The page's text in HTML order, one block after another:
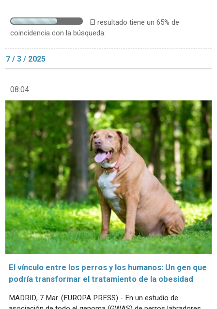
El resultado tiene un 65% de
coincidencia con la búsqueda.
7 / 3 / 2025
08:04
El vínculo entre los perros y los humanos: Un gen que
podría transformar el tratamiento de la obesidad
MADRID, 7 Mar. (EUROPA PRESS) - En un estudio de